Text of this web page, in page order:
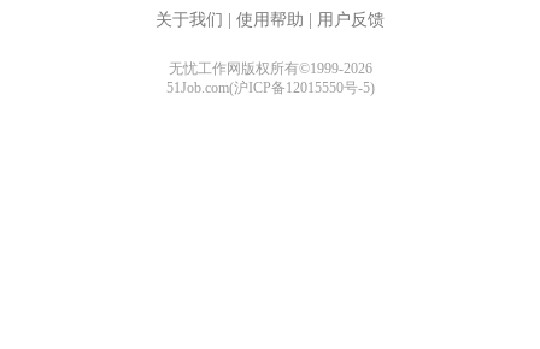
关于我们 使用帮助 用户反馈
无忧工作网版权所有©1999-2026
51Job.com(沪ICP备12015550号-5)